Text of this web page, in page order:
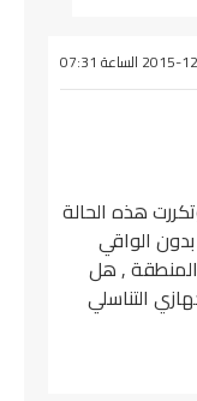
الحالة
, هل